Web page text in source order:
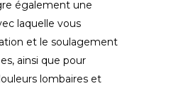
également une
laquelle vous
et le soulagement
ainsi que pour
lombaires et